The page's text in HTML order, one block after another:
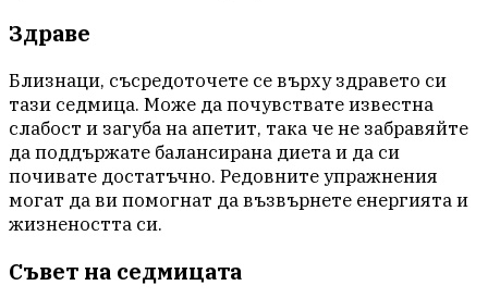
Здраве
Близнаци, съсредоточете се върху здравето си
тази седмица. Може да почувствате известна
слабост и загуба на апетит, така че не забравяйте
да поддържате балансирана диета и да си
почивате достатъчно. Редовните упражнения
могат да ви помогнат да възвърнете енергията и
жизнеността си.
Съвет на седмицата